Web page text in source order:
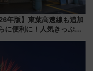
年版】東葉高速線も追加
に便利に！人気きっぷ
ら使い勝手・コスパ抜群